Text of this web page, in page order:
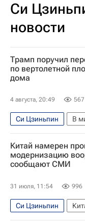
Си
новости
Трамп поручил
по вертолетной
дома
4 августа, 20:49 567
Си Цзиньпин В
Вашингтон (штат)
Lockheed Martin
Китай намерен
модернизацию
сообщают СМИ
31 июля, 11:54 996
Си Цзиньпин